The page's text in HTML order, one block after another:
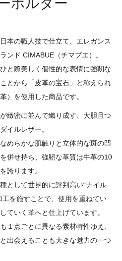
ホルダー
本の職人技で仕立て、エレガンス
ンド CIMABUE（チマブエ）。
と際美しく個性的な表情に強靭な
とから「皮革の宝石」と称えられ
）を使用した商品です。
緻密に並んで織り成す、大胆且つ
イルレザー。
めらかな肌触りと立体的な斑の凹
併せ持ち、強靭な革質は牛革の10
誇ります。
として世界的に評判高い“ナイル
工を施すことで、使用を重ねてい
ていく革へと仕上げています。
１点ごとに異なる素材特性ゆえ、
出会えることも大きな魅力の一つ